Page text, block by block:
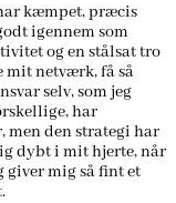
kæmpet, præcis
igennem som
og en stålsat tro
mit netværk, få så
selv, som jeg
har
men den strategi har
dybt i mit hjerte, når
giver mig så fint et